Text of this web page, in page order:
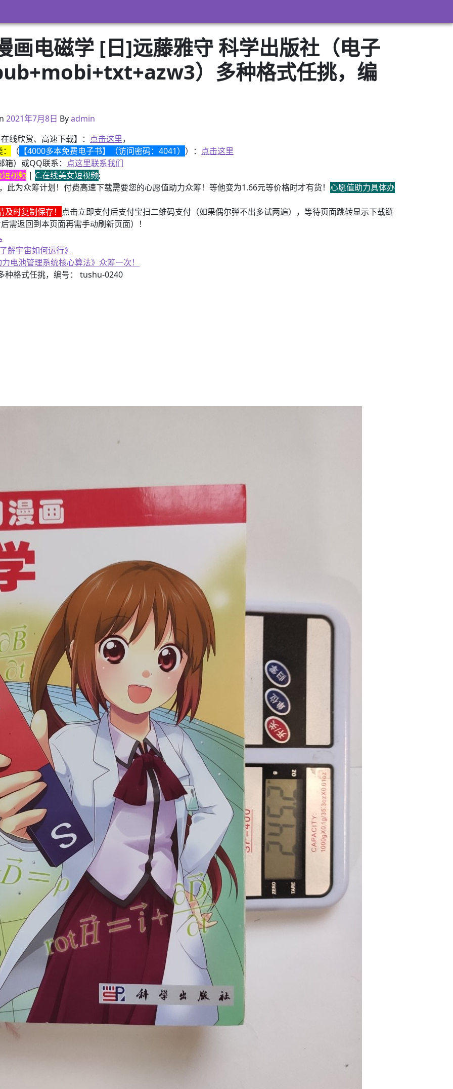
画电磁学 [日]远藤雅守 科学出版社（电子
）多种格式任挑，编
2021年2月28日
2021年7月8日 Byadmin
线欣赏、高速下载】： 点击这里，
（ 【4000多本免费电子书】（访问密码：4041） ）： 点击这里
）或QQ联系： 点这里联系我们
视频 | C.在线美女短视频;
此为众筹计划！付费高速下载需要您的心愿值助力众筹！等他变为1.66元等价格时才有货！ 心愿值助力具体办
时复制保存！ 点击立即支付后支付宝扫二维码支付（如果偶尔弹不出多试两遍），等待页面跳转显示下载链
需返回到本页面再需手动刷新页面）！
解宇宙如何运行》
电池管理系统核心算法》众筹一次！
格式任挑，编号： tushu-0240